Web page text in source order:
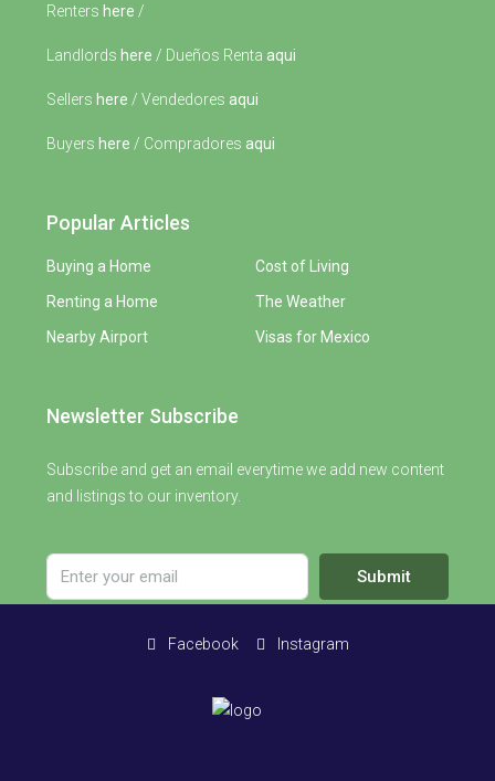
Renters here /
Landlords here / Dueños Renta aqui
Sellers here / Vendedores aqui
Buyers here / Compradores aqui
Popular Articles
Buying a Home
Renting a Home
Nearby Airport
Cost of Living
The Weather
Visas for Mexico
Newsletter Subscribe
Subscribe and get an email everytime we add new content
and listings to our inventory.
Submit
Facebook Instagram